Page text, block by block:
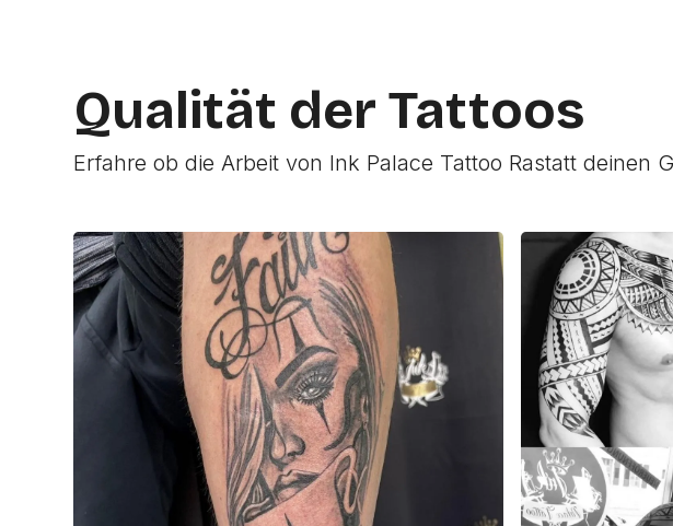
Qualität der Tattoos
Erfahre ob die Arbeit von Ink Palace Tattoo Rastatt deinen